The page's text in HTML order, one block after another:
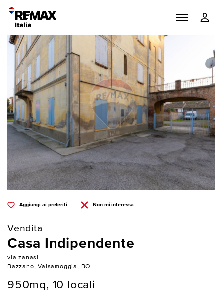
Aggiungi ai preferiti Non mi interessa
Vendita
Casa Indipendente
via zanasi
Bazzano, Valsamoggia, BO
950mq, 10 locali